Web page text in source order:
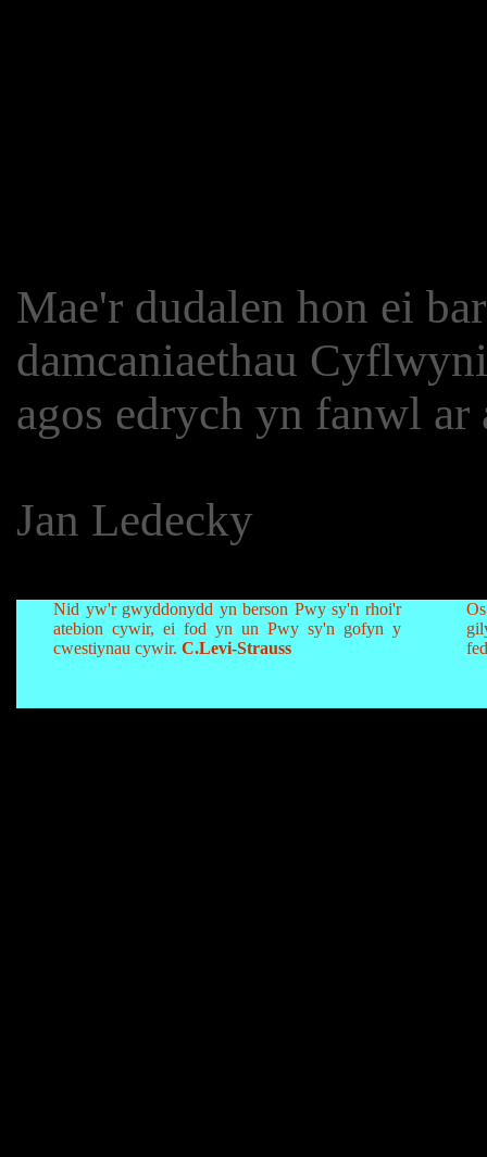
Mae'r dudalen hon ei
damcaniaethau
agos edrych yn fanwl ar
Jan Ledecky
Nid yw'r gwyddonydd yn berson Pwy sy'n rhoi'r
atebion cywir, ei fod yn un Pwy sy'n gofyn y
cwestiynau cywir. C.Levi-Strauss